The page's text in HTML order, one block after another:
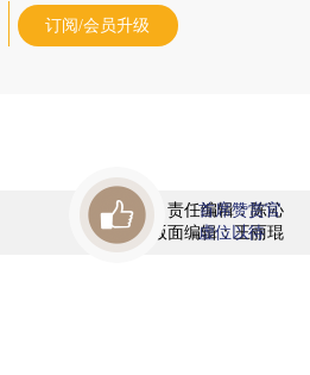
订阅/会员升级
责任编辑：陈沁
版面编辑：王丽琨
首席赞赏官
虚位以待